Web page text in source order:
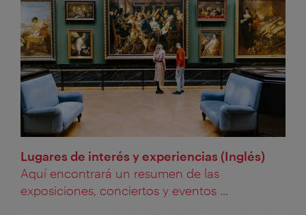
Lugares de interés y experiencias (Inglés)
Aquí encontrará un resumen de las
exposiciones, conciertos y eventos ...